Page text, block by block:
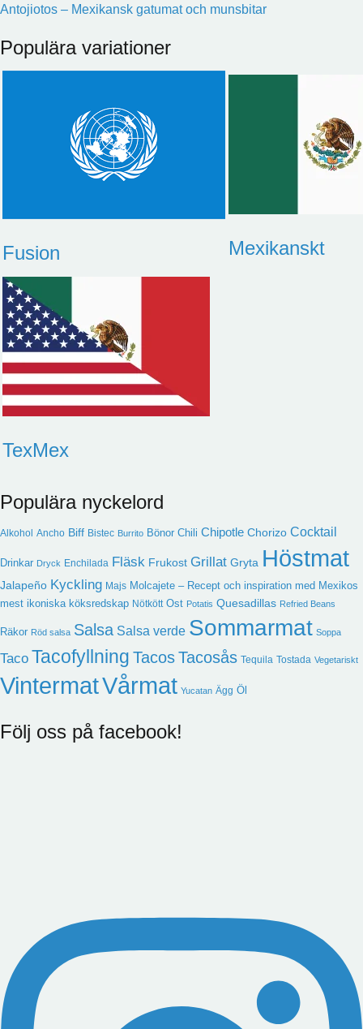
Antojiotos – Mexikansk gatumat och munsbitar
Populära variationer
Fusion Mexikanskt
TexMex
Populära nyckelord
Alkohol Ancho Biff Bistec Burrito Bönor Chili Chipotle Chorizo Cocktail
Drinkar Dryck Enchilada Fläsk Frukost Grillat Gryta Höstmat
Jalapeño Kyckling Majs Molcajete – Recept och inspiration med Mexikos
mest ikoniska köksredskap Nötkött Ost Potatis Quesadillas Refried Beans
Räkor Röd salsa Salsa Salsa verde Sommarmat Soppa
Taco Tacofyllning TacosTacosås Tequila Tostada Vegetariskt
VintermatVårmat Yucatan Ägg Öl
Följ oss på facebook!